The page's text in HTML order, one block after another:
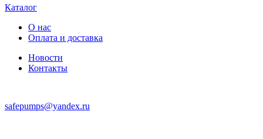
Каталог
О нас
Оплата и доставка
Новости
Контакты
safepumps@yandex.ru